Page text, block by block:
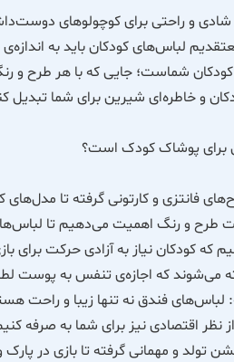
و راحتی برای کوچولوهای
لباس‌های کودکان باید به
شماست؛ جایی که با هر طرح و
و خاطره‌ای شیرین برای شما تبدیل
برای پوشاک کودک است؟
فانتزی و کارتونی گرفته تا
طرح و رنگ اهمیت می‌دهیم تا
که کودکان نیاز به آزادی حرکت برای
که اجازه‌ی تنفس به پوست
فندق نه تنها زیبا و راحت
نظر اقتصادی نیز برای شما به صرفه
تولد و مهمانی گرفته تا بازی در